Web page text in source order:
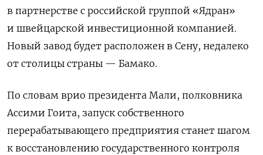
в партнерстве с российской группой «Ядран»
и швейцарской инвестиционной компанией.
Новый завод будет расположен в Сену, недалеко
от столицы страны — Бамако.
По словам врио президента Мали, полковника
Ассими Гоита, запуск собственного
перерабатывающего предприятия станет шагом
к восстановлению государственного контроля